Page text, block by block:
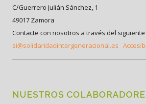
C/Guerrero Julián Sánchez, 1
49017 Zamora
Contacte con nosotros a través del siguiente
si@solidaridadintergeneracional.es
NUESTROS